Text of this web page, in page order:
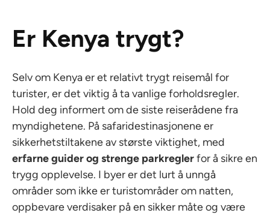
Er Kenya trygt?
Selv om Kenya er et relativt trygt reisemål for
turister, er det viktig å ta vanlige forholdsregler.
Hold deg informert om de siste reiserådene fra
myndighetene. På safaridestinasjonene er
sikkerhetstiltakene av største viktighet, med
erfarne guider og strenge parkreglerfor å sikre en
trygg opplevelse. I byer er det lurt å unngå
områder som ikke er turistområder om natten,
oppbevare verdisaker på en sikker måte og være